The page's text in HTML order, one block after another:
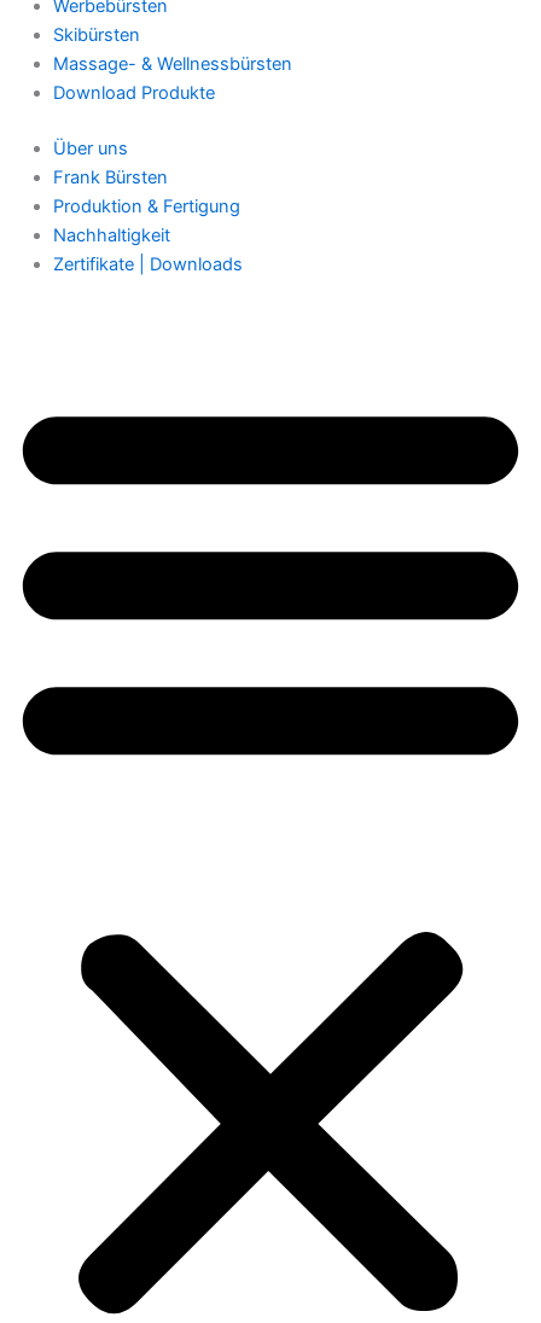
Werbebürsten
Skibürsten
Massage- & Wellnessbürsten
Download Produkte
Über uns
Frank Bürsten
Produktion & Fertigung
Nachhaltigkeit
Zertifikate | Downloads